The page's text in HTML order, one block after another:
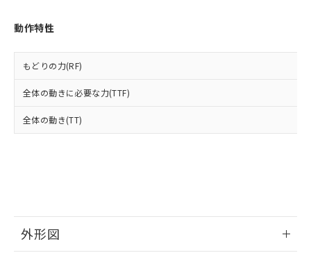
動作特性
もどりの力(RF)
全体の動きに必要な力(TTF)
全体の動き(TT)
外形図
および当社の共同利用者が、当社の製
品・サービスに関するお客様との取
をご了承ください。
の共同利用に関して"
用者の範囲」に記載されている法人を
下記の非含有証明書をダウンロードするこ
とができます。
51物質の非含有証明書（当社基準）
※本証明書は発行日時点で非含有を証明す
欄に対応日を記載しておりました。
既に当社にて対応品への在庫切替を完了
していることから、特段のことがない限